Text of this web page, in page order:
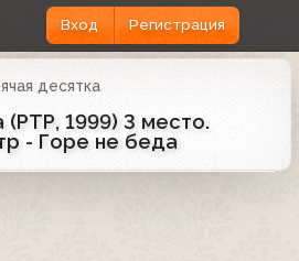
Вход Регистрация
десятка
(РТР, 1999) 3 место.
- Горе не беда